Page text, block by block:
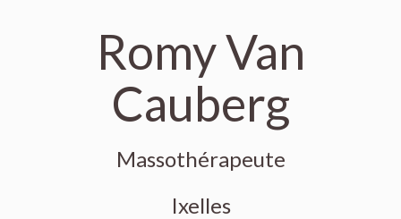
Romy Van
Cauberg
Massothérapeute
Ixelles